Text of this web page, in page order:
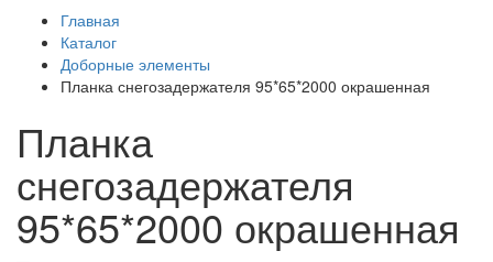
Главная
Каталог
Доборные элементы
Планка снегозадержателя 95*65*2000 окрашенная
Планка
снегозадержателя
95*65*2000 окрашенная